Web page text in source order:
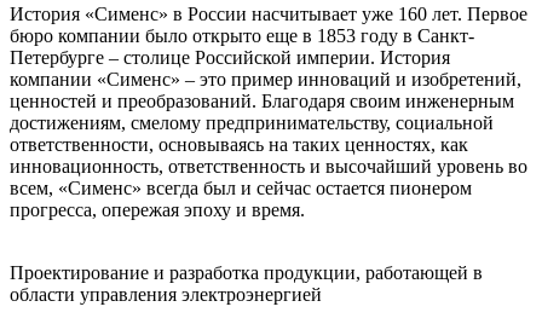
История «Сименс» в России насчитывает уже 160 лет. Первое
бюро компании было открыто еще в 1853 году в Санкт-
Петербурге – столице Российской империи. История
компании «Сименс» – это пример инноваций и изобретений,
ценностей и преобразований. Благодаря своим инженерным
достижениям, смелому предпринимательству, социальной
ответственности, основываясь на таких ценностях, как
инновационность, ответственность и высочайший уровень во
всем, «Сименс» всегда был и сейчас остается пионером
прогресса, опережая эпоху и время.
Проектирование и разработка продукции, работающей в
области управления электроэнергией